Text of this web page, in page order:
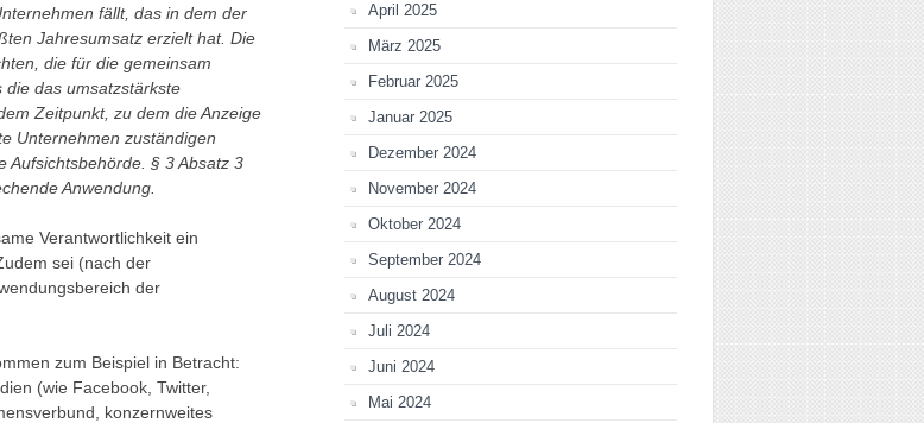
fällt, das in dem der
Jahresumsatz erzielt hat. Die
die für die gemeinsam
das umsatzstärkste
Zeitpunkt, zu dem die Anzeige
Unternehmen zuständigen
Aufsichtsbehörde. § 3 Absatz 3
Anwendung.
Verantwortlichkeit ein
sei (nach der
der
zum Beispiel in Betracht:
(wie Facebook, Twitter,
konzernweites
April 2025
März 2025
Februar 2025
Januar 2025
Dezember 2024
November 2024
Oktober 2024
September 2024
August 2024
Juli 2024
Juni 2024
Mai 2024